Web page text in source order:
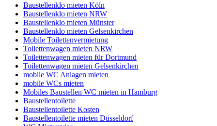
Baustellenklo mieten Köln
Baustellenklo mieten NRW
Baustellenklo mieten Münster
Baustellenklo mieten Gelsenkirchen
Mobile Toilettenvermietung
Toilettenwagen mieten NRW
Toilettenwagen mieten für Dortmund
Toilettenwagen mieten Gelsenkirchen
mobile WC Anlagen mieten
mobile WCs mieten
Mobiles Baustellen WC mieten in Hamburg
Baustellentoilette
Baustellentoilette Kosten
Baustellentoilette mieten Düsseldorf